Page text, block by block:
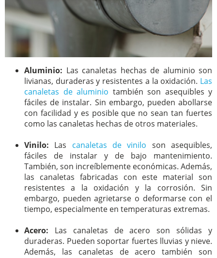
Aluminio: Las canaletas hechas de aluminio son
livianas, duraderas y resistentes a la oxidación. Las
canaletas de aluminio también son asequibles y
fáciles de instalar. Sin embargo, pueden abollarse
con facilidad y es posible que no sean tan fuertes
como las canaletas hechas de otros materiales.
Vinilo: Las canaletas de vinilo son asequibles,
fáciles de instalar y de bajo mantenimiento.
También, son increíblemente económicas. Además,
las canaletas fabricadas con este material son
resistentes a la oxidación y la corrosión. Sin
embargo, pueden agrietarse o deformarse con el
tiempo, especialmente en temperaturas extremas.
Acero: Las canaletas de acero son sólidas y
duraderas. Pueden soportar fuertes lluvias y nieve.
Además, las canaletas de acero también son